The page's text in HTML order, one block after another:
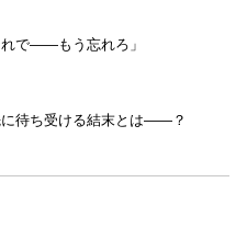
れで――もう忘れろ」
待ち受ける結末とは――？